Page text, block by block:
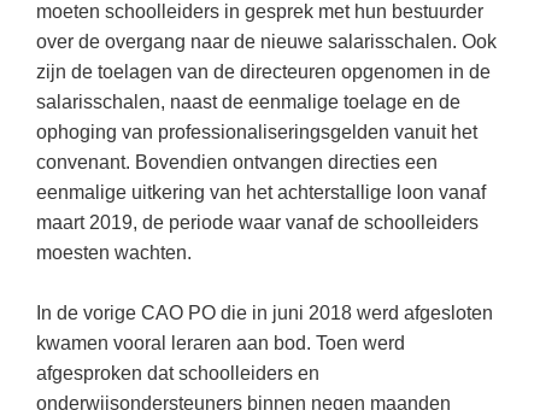
Techniek
Topografie
Verkeer
Verzorging
THEMA'S
De boerderij
Eerste wereldoorlog
Taalvaardigheden
LESMATERIAAL
Beeldende Vorming
Biologie
Geld PO
Geld VO
Maatschappijleer
Orientatie
moeten schoolleiders in gesprek met hun bestuurder
over de overgang naar de nieuwe salarisschalen. Ook
zijn de toelagen van de directeuren opgenomen in de
salarisschalen, naast de eenmalige toelage en de
ophoging van professionaliseringsgelden vanuit het
convenant. Bovendien ontvangen directies een
eenmalige uitkering van het achterstallige loon vanaf
maart 2019, de periode waar vanaf de schoolleiders
moesten wachten.
In de vorige CAO PO die in juni 2018 werd afgesloten
kwamen vooral leraren aan bod. Toen werd
afgesproken dat schoolleiders en
onderwijsondersteuners binnen negen maanden